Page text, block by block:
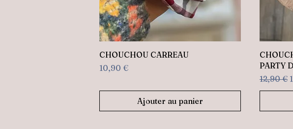
Aperçu rapide
CHOUCHOU CARREAU
Prix
10,90 €
Ajouter au panier
PARTY
Prix
12,90 €